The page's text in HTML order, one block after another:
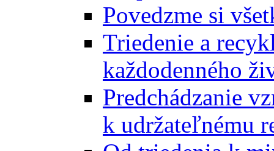
Povedzme si
Triedenie a
každodenného
Predchádzanie
k udržateľnému